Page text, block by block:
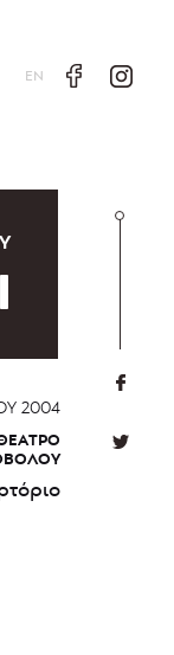
EN
2004